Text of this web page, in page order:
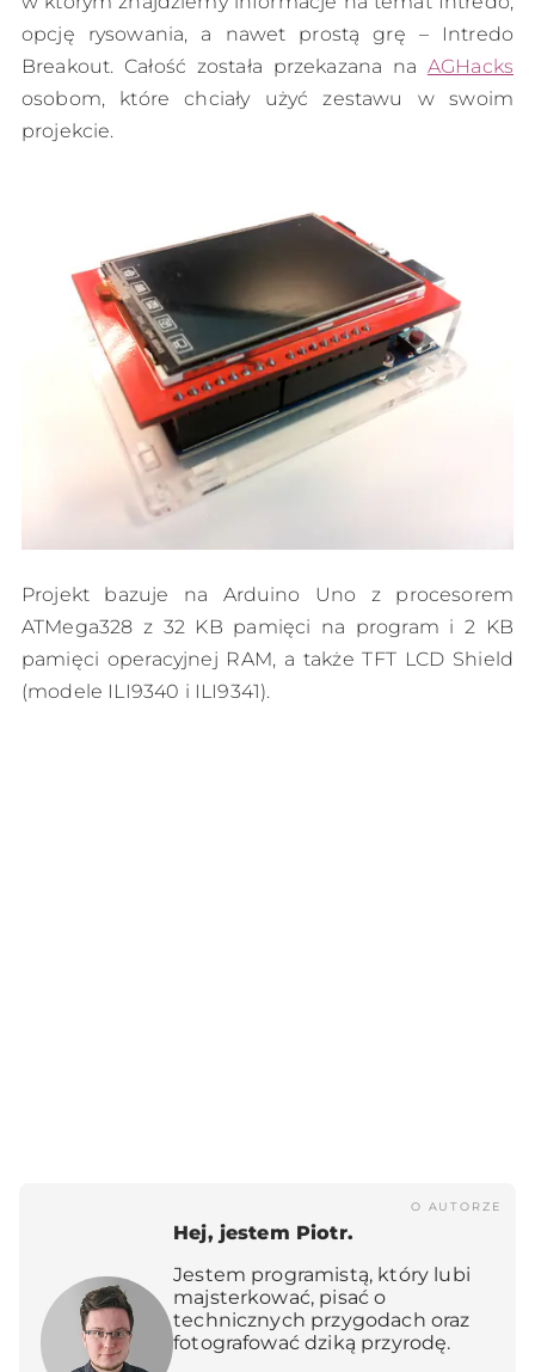
opcję rysowania, a nawet prostą grę – Intredo
Breakout. Całość została przekazana na AGHacks
osobom, które chciały użyć zestawu w swoim
projekcie.
Projekt bazuje na Arduino Uno z procesorem
ATMega328 z 32 KB pamięci na program i 2 KB
pamięci operacyjnej RAM, a także TFT LCD Shield
(modele ILI9340 i ILI9341).
O AUTORZE
Hej, jestem Piotr.
Jestem programistą, który lubi
majsterkować, pisać o
technicznych przygodach oraz
fotografować dziką przyrodę.